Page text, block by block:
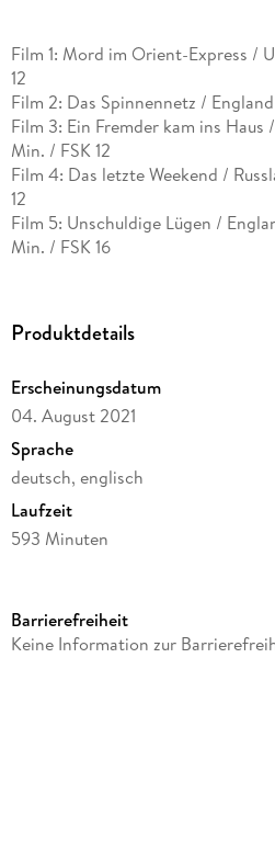
Film 1: Mord im Orient-Express /
12
Film 2: Das Spinnennetz /
Film 3: Ein Fremder kam ins
Min. / FSK 12
Film 4: Das letzte Weekend /
12
Film 5: Unschuldige Lügen /
Min. / FSK 16
Produktdetails
Erscheinungsdatum
04. August 2021
Sprache
deutsch, englisch
Laufzeit
593 Minuten
Gespielt von
Barrierefreiheit
Keine Information zur